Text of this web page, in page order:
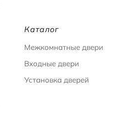
Каталог
Межкомнатные двери
Входные двери
Установка дверей